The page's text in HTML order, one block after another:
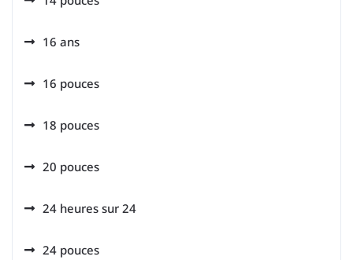
16 ans
16 pouces
18 pouces
20 pouces
24 heures sur 24
24 pouces